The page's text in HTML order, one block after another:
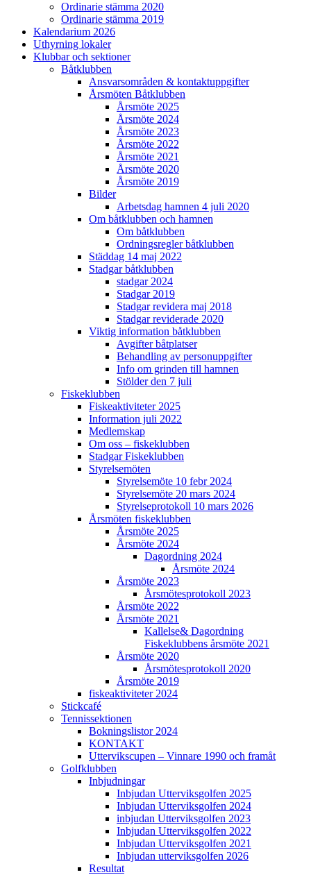
Ordinarie stämma 2020
Ordinarie stämma 2019
Kalendarium 2026
Uthyrning lokaler
Klubbar och sektioner
Båtklubben
Ansvarsområden & kontaktuppgifter
Årsmöten Båtklubben
Årsmöte 2025
Årsmöte 2024
Årsmöte 2023
Årsmöte 2022
Årsmöte 2021
Årsmöte 2020
Årsmöte 2019
Bilder
Arbetsdag hamnen 4 juli 2020
Om båtklubben och hamnen
Om båtklubben
Ordningsregler båtklubben
Städdag 14 maj 2022
Stadgar båtklubben
stadgar 2024
Stadgar 2019
Stadgar revidera maj 2018
Stadgar reviderade 2020
Viktig information båtklubben
Avgifter båtplatser
Behandling av personuppgifter
Info om grinden till hamnen
Stölder den 7 juli
Fiskeklubben
Fiskeaktiviteter 2025
Information juli 2022
Medlemskap
Om oss – fiskeklubben
Stadgar Fiskeklubben
Styrelsemöten
Styrelsemöte 10 febr 2024
Styrelsemöte 20 mars 2024
Styrelseprotokoll 10 mars 2026
Årsmöten fiskeklubben
Årsmöte 2025
Årsmöte 2024
Dagordning 2024
Årsmöte 2024
Årsmöte 2023
Årsmötesprotokoll 2023
Årsmöte 2022
Årsmöte 2021
Kallelse& Dagordning
Fiskeklubbens årsmöte 2021
Årsmöte 2020
Årsmötesprotokoll 2020
Årsmöte 2019
fiskeaktiviteter 2024
Stickcafé
Tennissektionen
Bokningslistor 2024
KONTAKT
Uttervikscupen – Vinnare 1990 och framåt
Golfklubben
Inbjudningar
Inbjudan Utterviksgolfen 2025
Inbjudan Utterviksgolfen 2024
inbjudan Utterviksgolfen 2023
Inbjudan Utterviksgolfen 2022
Inbjudan Utterviksgolfen 2021
Inbjudan utterviksgolfen 2026
Resultat